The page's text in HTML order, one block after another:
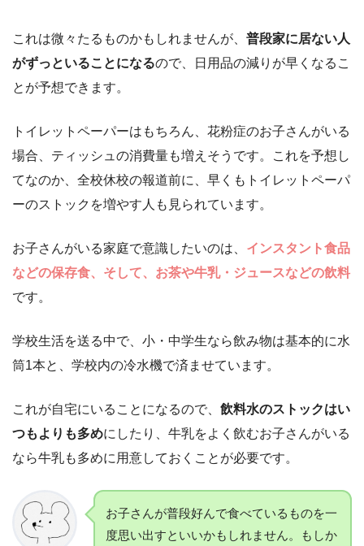
これは微々たるものかもしれませんが、 普段家に居ない人
がずっといることになるので、日用品の減りが早くなるこ
とが予想できます。
トイレットペーパーはもちろん、花粉症のお子さんがいる
場合、ティッシュの消費量も増えそうです。これを予想し
てなのか、全校休校の報道前に、早くもトイレットペーパ
ーのストックを増やす人も見られています。
お子さんがいる家庭で意識したいのは、 インスタント食品
などの保存食、そして、お茶や牛乳・ジュースなどの飲料
です。
学校生活を送る中で、小・中学生なら飲み物は基本的に水
筒1本と、学校内の冷水機で済ませています。
これが自宅にいることになるので、 飲料水のストックはい
つもよりも多めにしたり、牛乳をよく飲むお子さんがいる
なら牛乳も多めに用意しておくことが必要です。
お子さんが普段好んで食べているものを一
度思い出すといいかもしれません。もしか